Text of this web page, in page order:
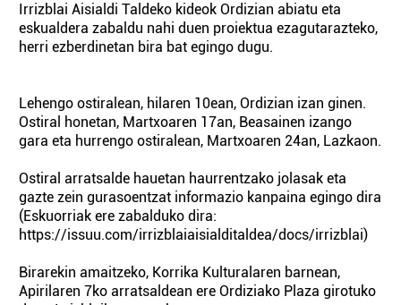
Irrizblai Aisialdi Taldeko kideok Ordizian abiatu eta
eskualdera zabaldu nahi duen proiektua ezagutarazteko,
herri ezberdinetan bira bat egingo dugu.
Lehengo ostiralean, hilaren 10ean, Ordizian izan ginen.
Ostiral honetan, Martxoaren 17an, Beasainen izango
gara eta hurrengo ostiralean, Martxoaren 24an, Lazkaon.
Ostiral arratsalde hauetan haurrentzako jolasak eta
gazte zein gurasoentzat informazio kanpaina egingo dira
(Eskuorriak ere zabalduko dira:
https://issuu.com/irrizblaiaisialditaldea/docs/irrizblai)
Birarekin amaitzeko, Korrika Kulturalaren barnean,
Apirilaren 7ko arratsaldean ere Ordiziako Plaza girotuko